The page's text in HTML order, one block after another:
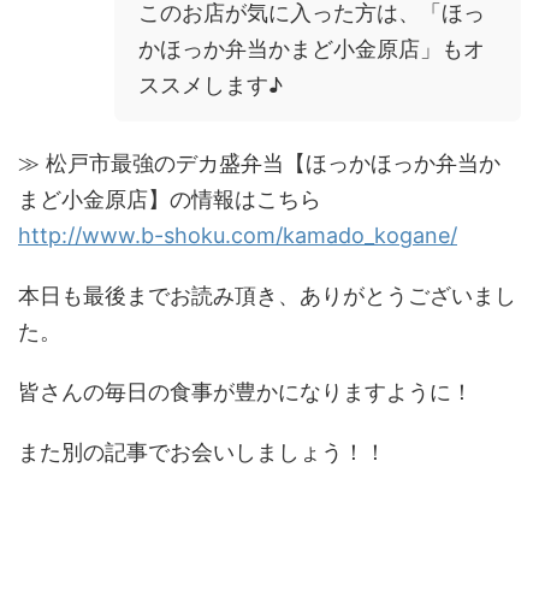
このお店が気に入った方は、「ほっ
かほっか弁当かまど小金原店」もオ
ススメします♪
≫ 松戸市最強のデカ盛弁当【ほっかほっか弁当か
まど小金原店】の情報はこちら
http://www.b-shoku.com/kamado_kogane/
本日も最後までお読み頂き、ありがとうございまし
た。
皆さんの毎日の食事が豊かになりますように！
また別の記事でお会いしましょう！！